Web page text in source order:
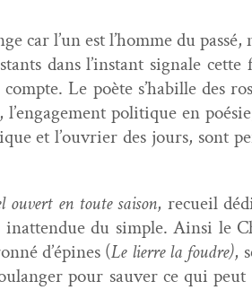
l’un est l’homme du passé,
dans l’instant sig­nale
Le poète s’habille des
l’engagement poli­tique en
et l’ouvrier des jours, sont
ouvert en toute sai­son, recueil
du sim­ple. Ain­si le
d’épines (Le lierre la foudre),
pour sauver ce qui